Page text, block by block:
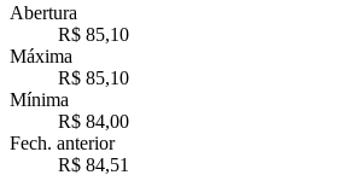
Abertura
R$ 85,10
Máxima
R$ 85,10
Mínima
R$ 84,00
Fech. anterior
R$ 84,51